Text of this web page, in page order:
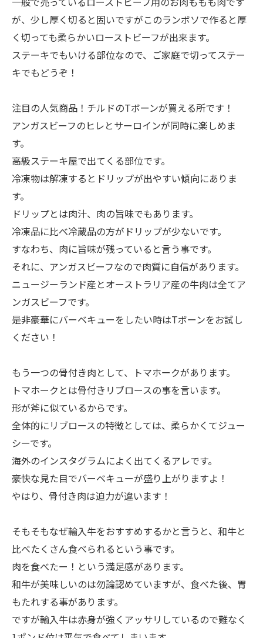
が、少し厚く切ると固いですがこのランボソで作ると厚
く切っても柔らかいローストビーフが出来ます。
ステーキでもいける部位なので、ご家庭で切ってステー
キでもどうぞ！
注目の人気商品！チルドのTボーンが買える所です！
アンガスビーフのヒレとサーロインが同時に楽しめま
す。
高級ステーキ屋で出てくる部位です。
冷凍物は解凍するとドリップが出やすい傾向にありま
す。
ドリップとは肉汁、肉の旨味でもあります。
冷凍品に比べ冷蔵品の方がドリップが少ないです。
すなわち、肉に旨味が残っていると言う事です。
それに、アンガスビーフなので肉質に自信があります。
ニュージーランド産とオーストラリア産の牛肉は全てア
ンガスビーフです。
是非豪華にバーベキューをしたい時はTボーンをお試し
ください！
もう一つの骨付き肉として、トマホークがあります。
トマホークとは骨付きリブロースの事を言います。
形が斧に似ているからです。
全体的にリブロースの特徴としては、柔らかくてジュー
シーです。
海外のインスタグラムによく出てくるアレです。
豪快な見た目でバーベキューが盛り上がりますよ！
やはり、骨付き肉は迫力が違います！
そもそもなぜ輸入牛をおすすめするかと言うと、和牛と
比べたくさん食べられるという事です。
肉を食べたー！という満足感があります。
和牛が美味しいのは勿論認めていますが、食べた後、胃
もたれする事があります。
ですが輸入牛は赤身が強くアッサリしているので難なく